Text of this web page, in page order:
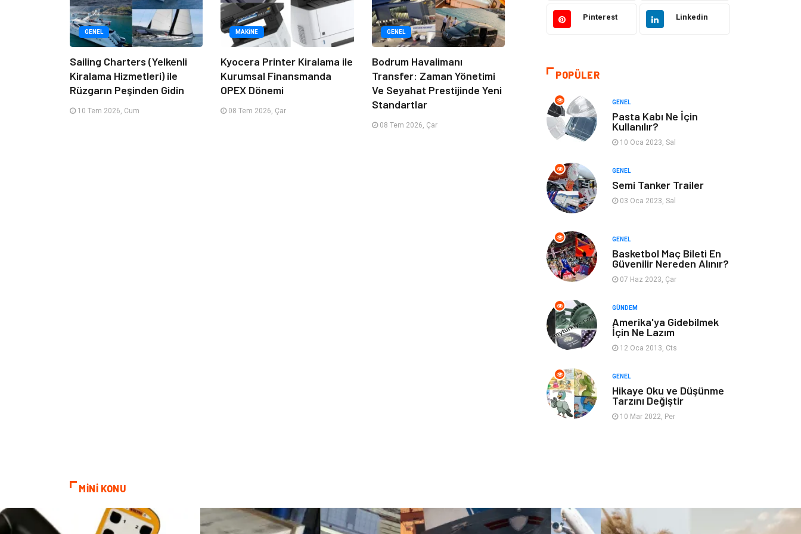
GENEL
Sailing Charters (Yelkenli
Kiralama Hizmetleri) ile
Rüzgarın Peşinden Gidin
10 Tem 2026, Cum
MAKINE
Kyocera Printer Kiralama ile
Kurumsal Finansmanda
OPEX Dönemi
08 Tem 2026, Çar
GENEL
Bodrum Havalimanı
Transfer: Zaman Yönetimi
Ve Seyahat Prestijinde Yeni
Standartlar
08 Tem 2026, Çar
Kültür Organizasyon
Finans & Ekonomi
Bilgisayar &
Yazılım
Bebek Giyim Moda
Blogroll
Markalar Bilet
Tarih Spor Malzemeleri
Pinterest Linkedin
POPÜLER
GENEL
Pasta Kabı Ne İçin
Kullanılır?
10 Oca 2023, Sal
GENEL
Semi Tanker Trailer
03 Oca 2023, Sal
GENEL
Basketbol Maç Bileti En
Güvenilir Nereden Alınır?
07 Haz 2023, Çar
GÜNDEM
Amerika'ya Gidebilmek
İçin Ne Lazım
12 Oca 2013, Cts
GENEL
Hikaye Oku ve Düşünme
Tarzını Değiştir
10 Mar 2022, Per
MİNİ KONU